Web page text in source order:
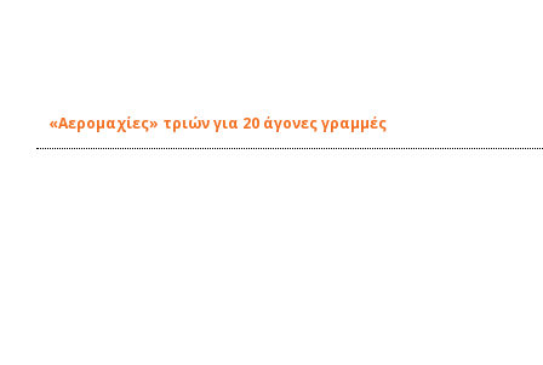
«Αερομαχίες» τριών για 20 άγονες γραμμές